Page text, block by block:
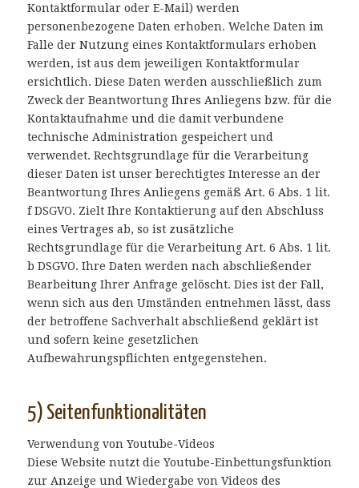
Kontaktformular oder E-Mail) werden
personenbezogene Daten erhoben. Welche Daten im
Falle der Nutzung eines Kontaktformulars erhoben
werden, ist aus dem jeweiligen Kontaktformular
ersichtlich. Diese Daten werden ausschließlich zum
Zweck der Beantwortung Ihres Anliegens bzw. für die
Kontaktaufnahme und die damit verbundene
technische Administration gespeichert und
verwendet. Rechtsgrundlage für die Verarbeitung
dieser Daten ist unser berechtigtes Interesse an der
Beantwortung Ihres Anliegens gemäß Art. 6 Abs. 1 lit.
f DSGVO. Zielt Ihre Kontaktierung auf den Abschluss
eines Vertrages ab, so ist zusätzliche
Rechtsgrundlage für die Verarbeitung Art. 6 Abs. 1 lit.
b DSGVO. Ihre Daten werden nach abschließender
Bearbeitung Ihrer Anfrage gelöscht. Dies ist der Fall,
wenn sich aus den Umständen entnehmen lässt, dass
der betroffene Sachverhalt abschließend geklärt ist
und sofern keine gesetzlichen
Aufbewahrungspflichten entgegenstehen.
5) Seitenfunktionalitäten
Verwendung von Youtube-Videos
Diese Website nutzt die Youtube-Einbettungsfunktion
zur Anzeige und Wiedergabe von Videos des